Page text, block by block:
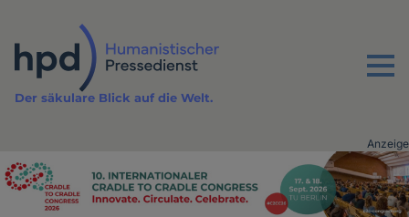
Inhalt
Menu
Der säkulare Blick auf die Welt.
Advertising
Anzeige